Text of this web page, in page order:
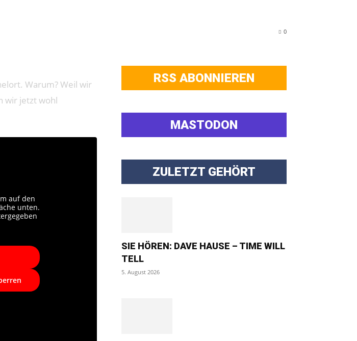
0
Warum? Weil wir
wir jetzt wohl
auf den
unten.
RSS ABONNIEREN
MASTODON
ZULETZT GEHÖRT
SIE HÖREN: DAVE HAUSE – TIME WILL
TELL
5. August 2026